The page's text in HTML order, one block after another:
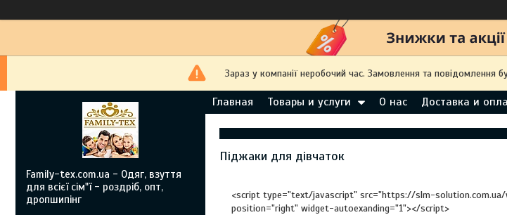
Зараз у компанії неробочий час. Замовлення та повідомлення
Главная Товары и услуги О нас Доставка и
Піджаки для дівчаток
<script type="text/javascript" src="https://slm-
position="right" widget-autoexanding="1"></script>
Family-tex.com.ua - Одяг, взуття
для всієї сім"ї - роздріб, опт,
дропшипінг